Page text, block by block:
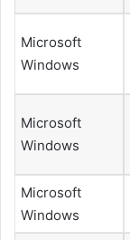
Microsoft
Windows
Microsoft
Windows
Microsoft
Windows